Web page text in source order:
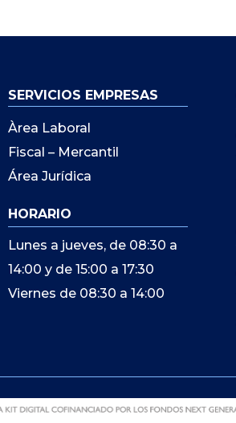
SERVICIOS EMPRESAS
Àrea Laboral
Fiscal – Mercantil
Área Jurídica
HORARIO
Lunes a jueves, de 08:30 a
14:00 y de 15:00 a 17:30
Viernes de 08:30 a 14:00